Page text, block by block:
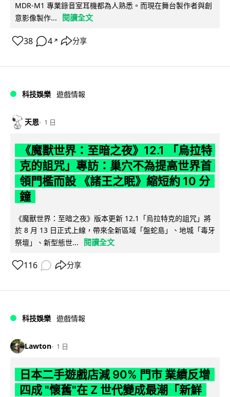
MDR-M1 專業錄音室耳機都為人熟悉。而現在舞台製作者與創
意影像製作...
閱讀全文
38 4 ↗ 分享
科技娛樂 遊戲情報
天恩 1 日
《魔獸世界：至暗之夜》12.1 「烏拉特
克的詛咒」專訪：巢穴不為提高世界首
領門檻而設 《諸王之眠》縮短約 10 分
鐘
《魔獸世界：至暗之夜》版本更新 12.1「烏拉特克的詛咒」將
於 8 月 13 日正式上線，帶來全新區域「盤蛇島」、地城「毒牙
祭壇」、新型態世...
閱讀全文
116 分享
科技娛樂 遊戲情報
Lawton 1 日
日本二手遊戲店減 90% 門市 業績反增
四成 "懷舊"在 Z 世代變成最潮「新鮮